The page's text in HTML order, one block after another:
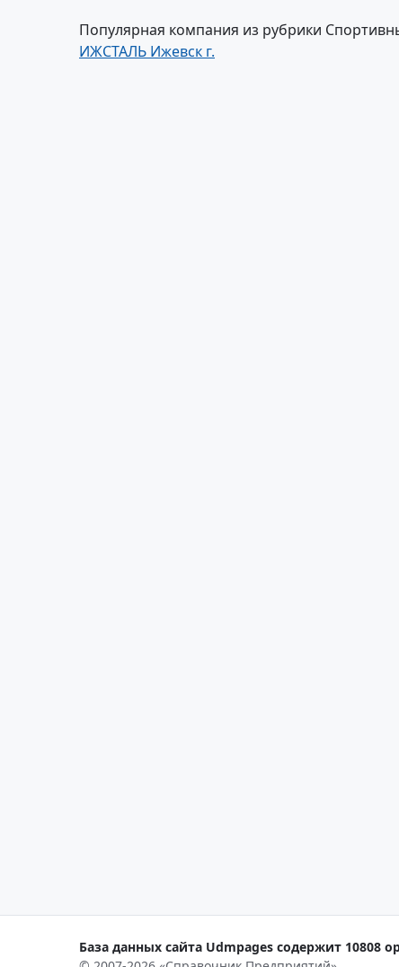
Популярная компания из рубрики
ИЖСТАЛЬ Ижевск г.
База данных сайта Udmpages содержит 10808